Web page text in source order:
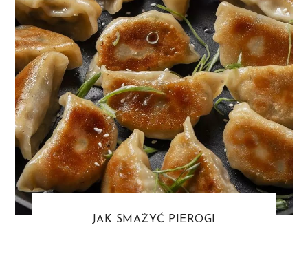
JAK SMAŻYĆ PIEROGI